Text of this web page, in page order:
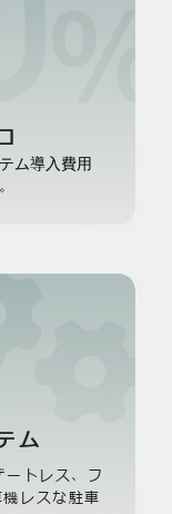
ム導入費用
ム
トレス、フ
レスな駐車